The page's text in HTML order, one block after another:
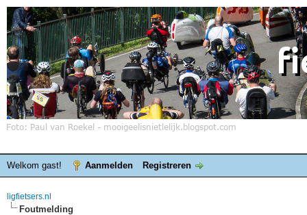
Welkom gast! Aanmelden Registreren
ligfietsers.nl
Foutmelding